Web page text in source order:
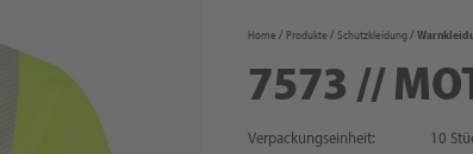
Home Produkte Schutzkleidung
7573 //
Verpackungseinheit:
10